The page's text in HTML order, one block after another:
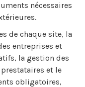
nécessaires
de chaque site, la
entreprises et
la gestion des
et le
obligatoires,